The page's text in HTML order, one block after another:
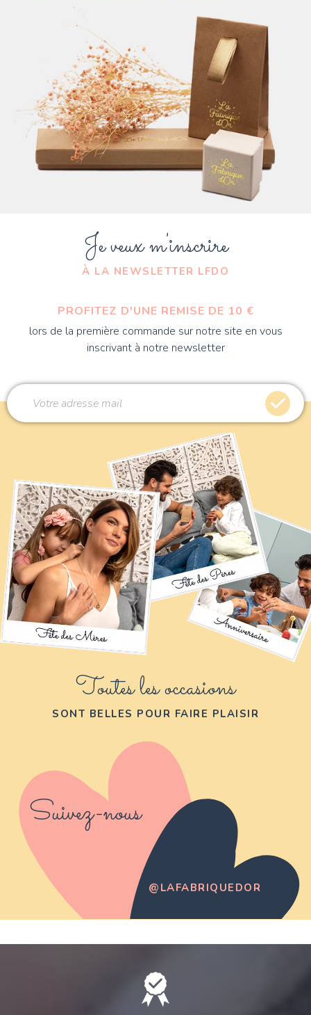
Je veux m'inscrire
À LA NEWSLETTER LFDO
PROFITEZ D'UNE REMISE DE 10 €
lors de la première commande sur notre site en vous
inscrivant à notre newsletter
Toutes les occasions
SONT BELLES POUR FAIRE PLAISIR
Suivez-nous
@LAFABRIQUEDOR